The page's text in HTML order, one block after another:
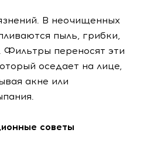
В неочищенных
пыль, грибки,
Фильтры переносят эти
оседает на лице,
акне или
советы